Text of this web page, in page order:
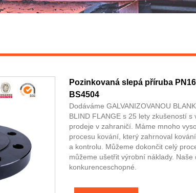
Pozinkovaná slepá příruba
BS4504
Dodáváme GALVANIZOVANOU
BLIND FLANGE s 25 lety zkušeností
prodeje v zahraničí. Máme mnoho
procesu kování, který zahrnoval
a kontrolu. Můžeme dokončit celý
můžeme ušetřit výrobní náklady. Naše
konkurenceschopné.